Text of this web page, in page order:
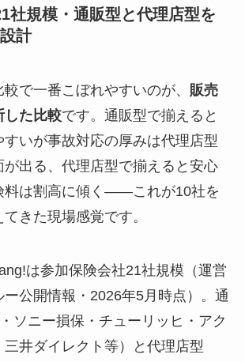
社規模・通販型と代理店型を
計
で一番こぼれやすいのが、 販売
した比較です。通販型で揃えると
いが事故対応の厚みは代理店型
が出る、代理店型で揃えると安心
料は割高に傾く——これが10社を
きた現場感覚です。
は参加保険会社21社規模（運営
公開情報・2026年5月時点）。通
ソニー損保・チューリッヒ・アク
井ダイレクト等）と代理店型